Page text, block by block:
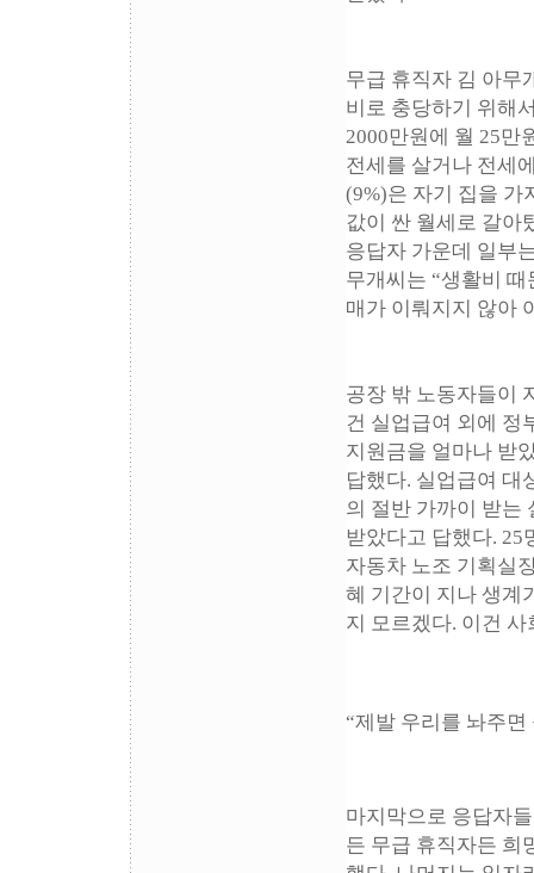
무급 휴직자 김 아무
비로 충당하기 위해
2000만원에 월 25만
전세를 살거나 전세
(9%)은 자기 집을 가
값이 싼 월세로 갈아
응답자 가운데 일부
무개씨는 “생활비
매가 이뤄지지 않아
공장 밖 노동자들이
건 실업급여 외에 정
지원금을 얼마나 받
답했다. 실업급여 대
의 절반 가까이 받는
받았다고 답했다. 25
자동차 노조 기획실
혜 기간이 지나 생계
지 모르겠다. 이건
“제발 우리를 놔주면
마지막으로 응답자
든 무급 휴직자든 희